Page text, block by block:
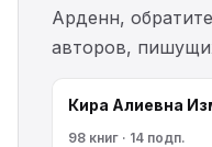
Арденн,
авторов,
Кира Алиевна
98 книг · 14 подп.